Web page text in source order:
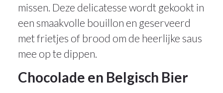
missen. Deze delicatesse wordt gekookt in
een smaakvolle bouillon en geserveerd
met frietjes of brood om de heerlijke saus
mee op te dippen.
Chocolade en Belgisch Bier